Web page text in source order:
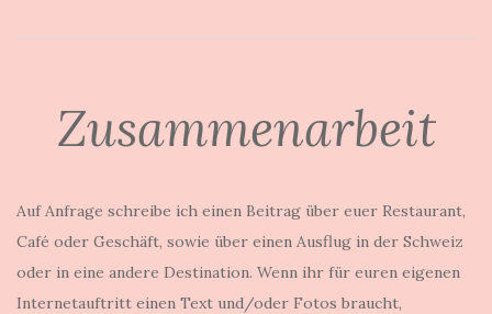
Zusammenarbeit
Auf Anfrage schreibe ich einen Beitrag über euer Restaurant,
Café oder Geschäft, sowie über einen Ausflug in der Schweiz
oder in eine andere Destination. Wenn ihr für euren eigenen
Internetauftritt einen Text und/oder Fotos braucht,